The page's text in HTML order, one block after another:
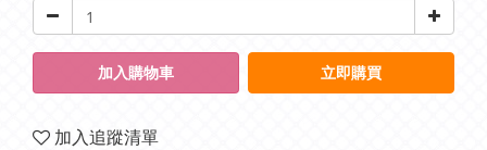
加入購物車 立即購買
加入追蹤清單